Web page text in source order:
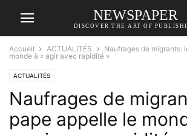
NEWSPAPER
DISCOVER THE ART OF
Accueil ACTUALITÉS
Naufrages de migrants:
monde à « agir avec rapidité »
ACTUALITÉS
Naufrages de
pape appelle le